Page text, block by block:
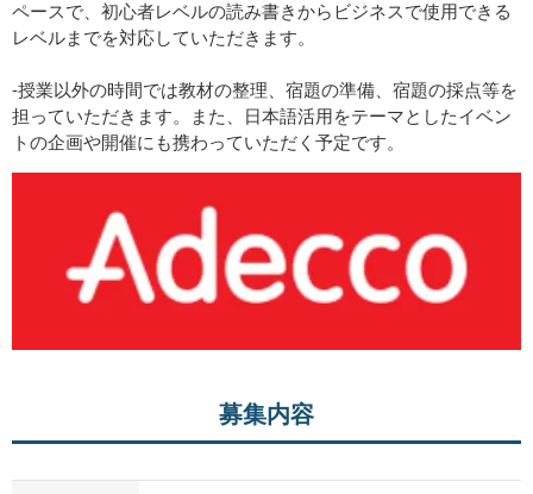
ペースで、初心者レベルの読み書きからビジネスで使用できる
レベルまでを対応していただきます。
-授業以外の時間では教材の整理、宿題の準備、宿題の採点等を
担っていただきます。また、日本語活用をテーマとしたイベン
トの企画や開催にも携わっていただく予定です。
募集内容